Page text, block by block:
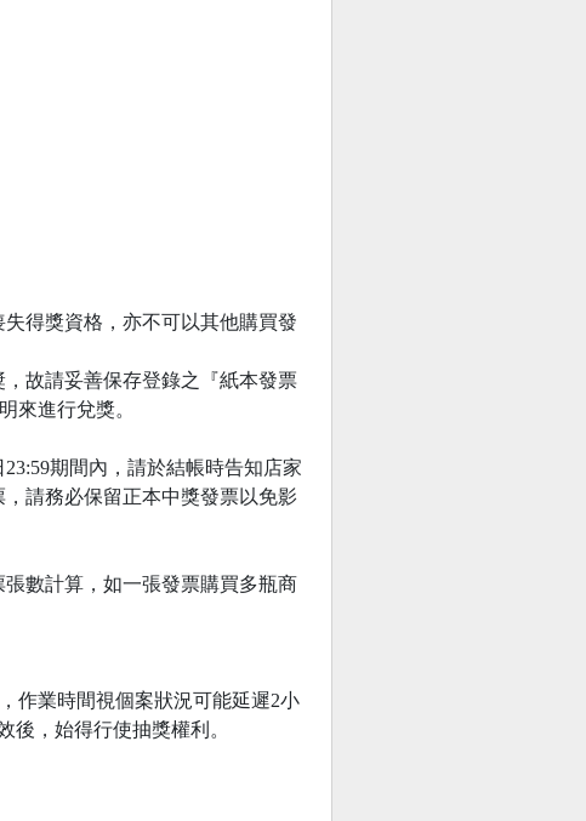
得獎資格，亦不可以其他購買發
故請妥善保存登錄之『紙本發票
來進行兌獎。
期間內，請於結帳時告知店家
請務必保留正本中獎發票以免影
數計算，如一張發票購買多瓶商
作業時間視個案狀況可能延遲2小
，始得行使抽獎權利。